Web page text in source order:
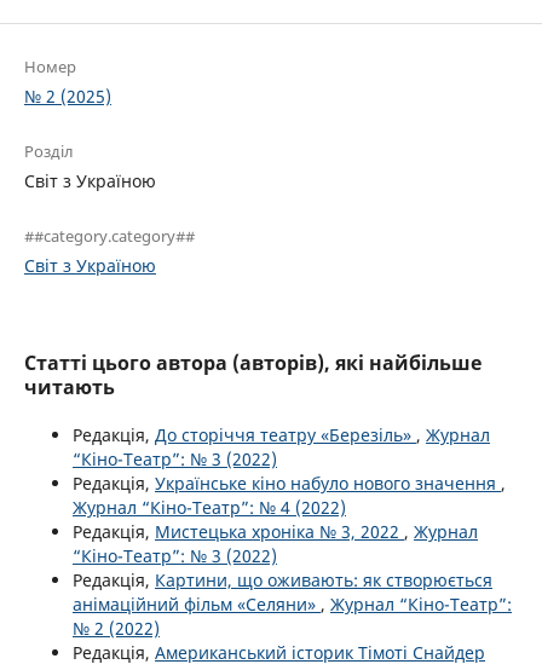
Номер
№ 2 (2025)
Розділ
Світ з Україною
##category.category##
Світ з Україною
Статті цього автора (авторів), які найбільше
читають
Редакція, До сторіччя театру «Березіль» , Журнал
“Кіно-Театр”: № 3 (2022)
Редакція, Українське кіно набуло нового значення ,
Журнал “Кіно-Театр”: № 4 (2022)
Редакція, Мистецька хроніка № 3, 2022 , Журнал
“Кіно-Театр”: № 3 (2022)
Редакція, Картини, що оживають: як створюється
анімаційний фільм «Селяни» , Журнал “Кіно-Театр”:
№ 2 (2022)
Редакція, Американський історик Тімоті Снайдер